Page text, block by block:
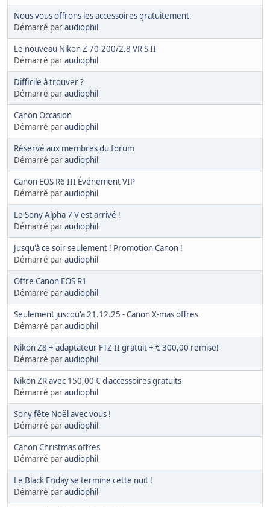
Nous vous offrons les accessoires gratuitement.
Démarré paraudiophil
Le nouveau Nikon Z 70-200/2.8 VR S II
Démarré paraudiophil
Difficile à trouver ?
Démarré paraudiophil
Canon Occasion
Démarré paraudiophil
Réservé aux membres du forum
Démarré paraudiophil
Canon EOS R6 III Événement VIP
Démarré paraudiophil
Le Sony Alpha 7 V est arrivé !
Démarré paraudiophil
Jusqu'à ce soir seulement ! Promotion Canon !
Démarré paraudiophil
Offre Canon EOS R1
Démarré paraudiophil
Seulement juscqu'a 21.12.25 - Canon X-mas offres
Démarré paraudiophil
Nikon Z8 + adaptateur FTZ II gratuit + € 300,00 remise!
Démarré paraudiophil
Nikon ZR avec 150,00 € d'accessoires gratuits
Démarré paraudiophil
Sony fête Noël avec vous !
Démarré paraudiophil
Canon Christmas offres
Démarré paraudiophil
Le Black Friday se termine cette nuit !
Démarré paraudiophil